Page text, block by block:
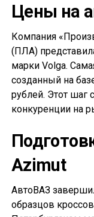
Цены на
Компания
(ПЛА)
марки Volga.
созданный на
рублей. Этот шаг
конкуренции на
Azimut
АвтоВАЗ
образцов